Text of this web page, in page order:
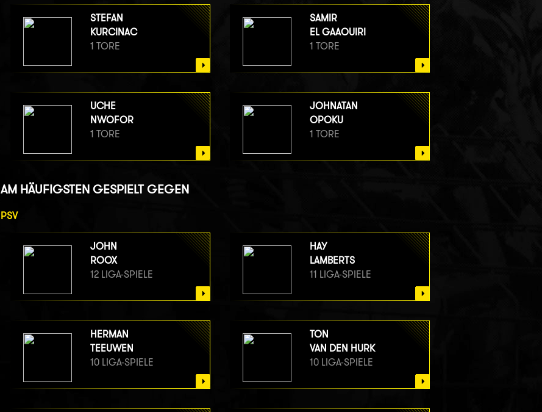
STEFAN
KURCINAC
1 TORE
SAMIR
EL GAAOUIRI
1 TORE
UCHE
NWOFOR
1 TORE
JOHNATAN
OPOKU
1 TORE
AM HÄUFIGSTEN GESPIELT GEGEN
PSV
JOHN
ROOX
12 LIGA-SPIELE
HAY
LAMBERTS
11 LIGA-SPIELE
HERMAN
TEEUWEN
10 LIGA-SPIELE
TON
VAN DEN HURK
10 LIGA-SPIELE